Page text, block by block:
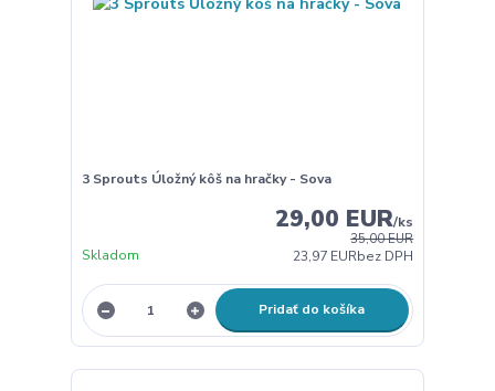
3 Sprouts Úložný kôš na hračky - Sova
35,00 EUR
29,00 EUR/ks
23,97 EURbez DPH
Skladom
Pridať do košíka